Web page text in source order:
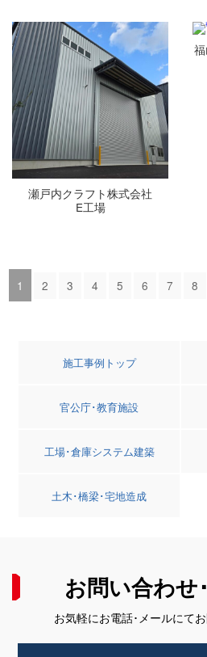
瀬戸内クラフト株式会社
E工場
1 2 3 4 5 6 7 8
施工事例トップ
官公庁･教育施設
工場･倉庫システム建築
土木･橋梁･宅地造成
お問い合わせ
お気軽にお電話･メールにて